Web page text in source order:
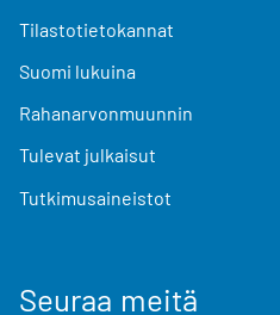
Tilastotietokannat
Suomi lukuina
Rahanarvonmuunnin
Tulevat julkaisut
Tutkimusaineistot
Seuraa meitä